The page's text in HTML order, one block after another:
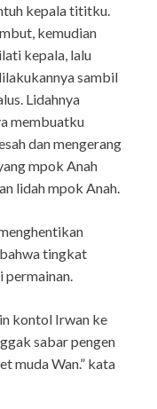
kepala tititku.
kemudian
kepala, lalu
sambil
Lidahnya
membuatku
dan mengerang
mpok Anah
lidah mpok Anah.
bahwa tingkat
kontol Irwan ke
sabar pengen
muda Wan.” kata